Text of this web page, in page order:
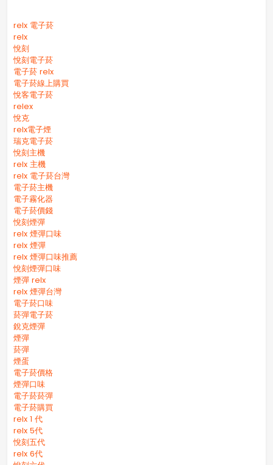
relx 電子菸
relx
悅刻
悅刻電子菸
電子菸 relx
電子菸線上購買
悅客電子菸
relex
悅克
relx電子煙
瑞克電子菸
悅刻主機
relx 主機
relx 電子菸台灣
電子菸主機
電子霧化器
電子菸價錢
悅刻煙彈
relx 煙彈口味
relx 煙彈
relx 煙彈口味推薦
悅刻煙彈口味
煙彈 relx
relx 煙彈台灣
電子菸口味
菸彈電子菸
銳克煙彈
煙彈
菸彈
煙蛋
電子菸價格
煙彈口味
電子菸菸彈
電子菸購買
relx 1 代
relx 5代
悅刻五代
relx 6代